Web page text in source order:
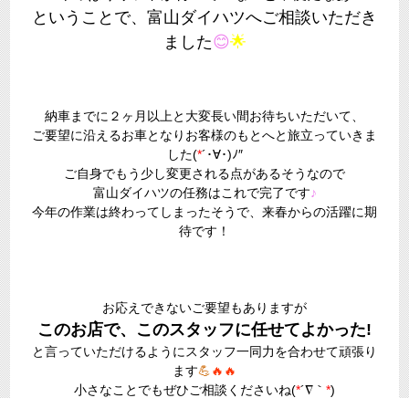
ということで、富山ダイハツへご相談いただき
ました😊🌟
納車までに２ヶ月以上と大変長い間お待ちいただいて、
ご要望に沿えるお車となりお客様のもとへと旅立っていきま
した(*´･∀･)ﾉ″
ご自身でもう少し変更される点があるそうなので
富山ダイハツの任務はこれで完了です♪
今年の作業は終わってしまったそうで、来春からの活躍に期
待です！
お応えできないご要望もありますが
このお店で、このスタッフに任せてよかった!
と言っていただけるようにスタッフ一同力を合わせて頑張り
ます💪🔥🔥
小さなことでもぜひご相談くださいね(*´∇｀ *)